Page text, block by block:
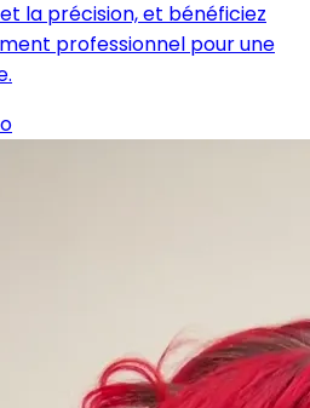
la précision, et bénéficiez
professionnel pour une